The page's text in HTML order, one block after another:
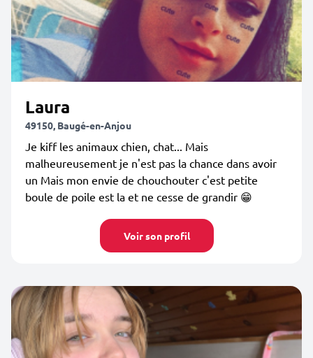
Laura
49150, Baugé-en-Anjou
Je kiff les animaux chien, chat... Mais
malheureusement je n'est pas la chance dans avoir
un Mais mon envie de chouchouter c'est petite
boule de poile est la et ne cesse de grandir 😁
Voir son profil